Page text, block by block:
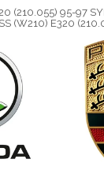
(210.055) 95-97
(W210) E320